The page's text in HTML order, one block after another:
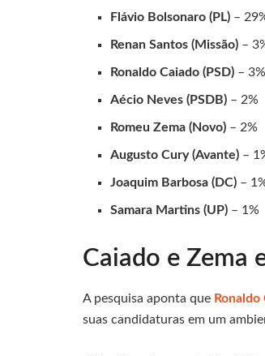
Flávio Bolsonaro (PL) –
Renan Santos (Missão) –
Ronaldo Caiado (PSD) – 3%
Aécio Neves (PSDB) – 2%
Romeu Zema (Novo) – 2%
Augusto Cury (Avante) –
Joaquim Barbosa (DC) –
Samara Martins (UP) – 1%
Caiado e Zema
A pesquisa aponta que Ronaldo
suas candidaturas em um